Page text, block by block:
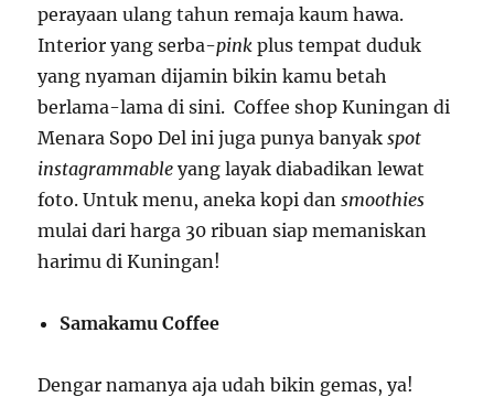
perayaan ulang tahun remaja kaum hawa.
Interior yang serba-pink plus tempat duduk
yang nyaman dijamin bikin kamu betah
berlama-lama di sini. Coffee shop Kuningan di
Menara Sopo Del ini juga punya banyakspot
instagrammableyang layak diabadikan lewat
foto. Untuk menu, aneka kopi dansmoothies
mulai dari harga 30 ribuan siap memaniskan
harimu di Kuningan!
Samakamu Coffee
Dengar namanya aja udah bikin gemas, ya!